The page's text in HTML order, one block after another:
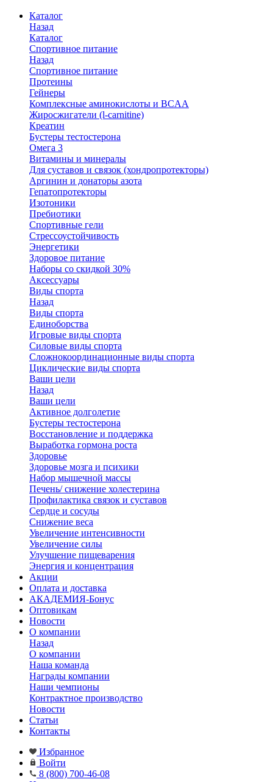
Каталог
Назад
Каталог
Спортивное питание
Назад
Спортивное питание
Протеины
Гейнеры
Комплексные аминокислоты и BCAA
Жиросжигатели (l-carnitine)
Креатин
Бустеры тестостерона
Омега 3
Витамины и минералы
Для суставов и связок (хондропротекторы)
Аргинин и донаторы азота
Гепатопротекторы
Изотоники
Пребиотики
Спортивные гели
Стрессоустойчивость
Энергетики
Здоровое питание
Наборы со скидкой 30%
Аксессуары
Виды спорта
Назад
Виды спорта
Единоборства
Игровые виды спорта
Силовые виды спорта
Сложнокоординационные виды спорта
Циклические виды спорта
Ваши цели
Назад
Ваши цели
Активное долголетие
Бустеры тестостерона
Восстановление и поддержка
Выработка гормона роста
Здоровье
Здоровье мозга и психики
Набор мышечной массы
Печень/ снижение холестерина
Профилактика связок и суставов
Сердце и сосуды
Снижение веса
Увеличение интенсивности
Увеличение силы
Улучшение пищеварения
Энергия и концентрация
Акции
Оплата и доставка
АКАДЕМИЯ-Бонус
Оптовикам
Новости
О компании
Назад
О компании
Наша команда
Награды компании
Наши чемпионы
Контрактное производство
Новости
Статьи
Контакты
Избранное
Войти
8 (800) 700-46-08